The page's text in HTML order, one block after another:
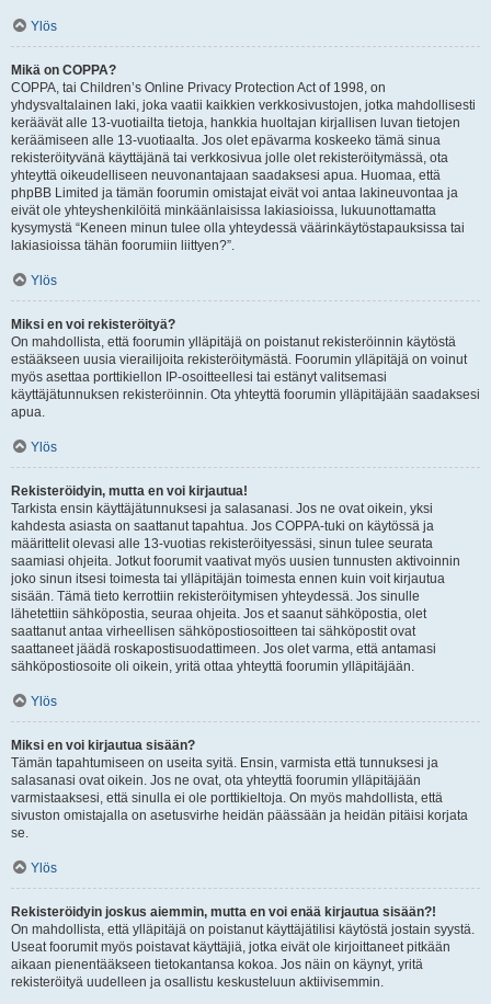
Ylös
Mikä on COPPA?
COPPA, tai Children’s Online Privacy Protection Act of 1998, on
yhdysvaltalainen laki, joka vaatii kaikkien verkkosivustojen, jotka mahdollisesti
keräävät alle 13-vuotiailta tietoja, hankkia huoltajan kirjallisen luvan tietojen
keräämiseen alle 13-vuotiaalta. Jos olet epävarma koskeeko tämä sinua
rekisteröityvänä käyttäjänä tai verkkosivua jolle olet rekisteröitymässä, ota
yhteyttä oikeudelliseen neuvonantajaan saadaksesi apua. Huomaa, että
phpBB Limited ja tämän foorumin omistajat eivät voi antaa lakineuvontaa ja
eivät ole yhteyshenkilöitä minkäänlaisissa lakiasioissa, lukuunottamatta
kysymystä “Keneen minun tulee olla yhteydessä väärinkäytöstapauksissa tai
lakiasioissa tähän foorumiin liittyen?”.
Ylös
Miksi en voi rekisteröityä?
On mahdollista, että foorumin ylläpitäjä on poistanut rekisteröinnin käytöstä
estääkseen uusia vierailijoita rekisteröitymästä. Foorumin ylläpitäjä on voinut
myös asettaa porttikiellon IP-osoitteellesi tai estänyt valitsemasi
käyttäjätunnuksen rekisteröinnin. Ota yhteyttä foorumin ylläpitäjään saadaksesi
apua.
Ylös
Rekisteröidyin, mutta en voi kirjautua!
Tarkista ensin käyttäjätunnuksesi ja salasanasi. Jos ne ovat oikein, yksi
kahdesta asiasta on saattanut tapahtua. Jos COPPA-tuki on käytössä ja
määrittelit olevasi alle 13-vuotias rekisteröityessäsi, sinun tulee seurata
saamiasi ohjeita. Jotkut foorumit vaativat myös uusien tunnusten aktivoinnin
joko sinun itsesi toimesta tai ylläpitäjän toimesta ennen kuin voit kirjautua
sisään. Tämä tieto kerrottiin rekisteröitymisen yhteydessä. Jos sinulle
lähetettiin sähköpostia, seuraa ohjeita. Jos et saanut sähköpostia, olet
saattanut antaa virheellisen sähköpostiosoitteen tai sähköpostit ovat
saattaneet jäädä roskapostisuodattimeen. Jos olet varma, että antamasi
sähköpostiosoite oli oikein, yritä ottaa yhteyttä foorumin ylläpitäjään.
Ylös
Miksi en voi kirjautua sisään?
Tämän tapahtumiseen on useita syitä. Ensin, varmista että tunnuksesi ja
salasanasi ovat oikein. Jos ne ovat, ota yhteyttä foorumin ylläpitäjään
varmistaaksesi, että sinulla ei ole porttikieltoja. On myös mahdollista, että
sivuston omistajalla on asetusvirhe heidän päässään ja heidän pitäisi korjata
se.
Ylös
Rekisteröidyin joskus aiemmin, mutta en voi enää kirjautua sisään?!
On mahdollista, että ylläpitäjä on poistanut käyttäjätilisi käytöstä jostain syystä.
Useat foorumit myös poistavat käyttäjiä, jotka eivät ole kirjoittaneet pitkään
aikaan pienentääkseen tietokantansa kokoa. Jos näin on käynyt, yritä
rekisteröityä uudelleen ja osallistu keskusteluun aktiivisemmin.